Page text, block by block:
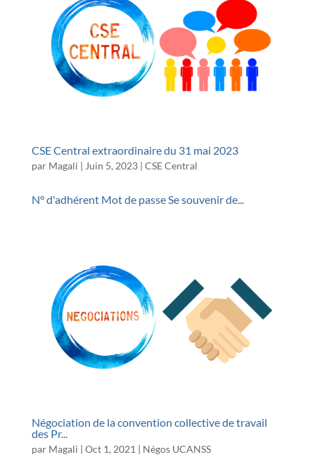
CSE Central extraordinaire du 31 mai 2023
par Magali | Juin 5, 2023| CSE Central
N° d'adhérent Mot de passe Se souvenir de...
Négociation de la convention collective de travail
des Pr...
par Magali | Oct 1, 2021 | Négos UCANSS